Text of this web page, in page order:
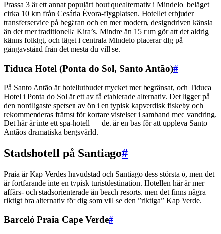
Prassa 3 är ett annat populärt boutiquealternativ i Mindelo, beläget
cirka 10 km från Cesária Évora-flygplatsen. Hotellet erbjuder
transferservice på begäran och en mer modern, designdriven känsla
än det mer traditionella Kira’s. Mindre än 15 rum gör att det aldrig
känns folkigt, och läget i centrala Mindelo placerar dig på
gångavstånd från det mesta du vill se.
Tiduca Hotel (Ponta do Sol, Santo Antão)#
På Santo Antão är hotellutbudet mycket mer begränsat, och Tiduca
Hotel i Ponta do Sol är ett av få etablerade alternativ. Det ligger på
den nordligaste spetsen av ön i en typisk kapverdisk fiskeby och
rekommenderas främst för kortare vistelser i samband med vandring.
Det här är inte ett spa-hotell — det är en bas för att uppleva Santo
Antãos dramatiska bergsvärld.
Stadshotell på Santiago#
Praia är Kap Verdes huvudstad och Santiago dess största ö, men det
är fortfarande inte en typisk turistdestination. Hotellen här är mer
affärs- och stadsorienterade än beach resorts, men det finns några
riktigt bra alternativ för dig som vill se den ”riktiga” Kap Verde.
Barceló Praia Cape Verde#